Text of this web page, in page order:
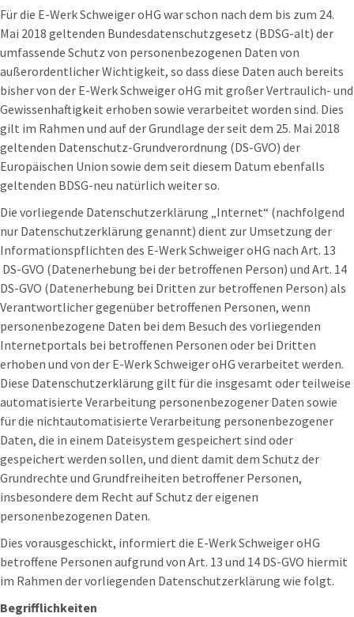
Für die E-Werk Schweiger oHG war schon nach dem bis zum 24.
Mai 2018 geltenden Bundesdatenschutzgesetz (BDSG-alt) der
umfassende Schutz von personenbezogenen Daten von
außerordentlicher Wichtigkeit, so dass diese Daten auch bereits
bisher von der E-Werk Schweiger oHG mit großer Vertraulich- und
Gewissenhaftigkeit erhoben sowie verarbeitet worden sind. Dies
gilt im Rahmen und auf der Grundlage der seit dem 25. Mai 2018
geltenden Datenschutz-Grundverordnung (DS-GVO) der
Europäischen Union sowie dem seit diesem Datum ebenfalls
geltenden BDSG-neu natürlich weiter so.
Die vorliegende Datenschutzerklärung „Internet“ (nachfolgend
nur Datenschutzerklärung genannt) dient zur Umsetzung der
Informationspflichten des E-Werk Schweiger oHG nach Art. 13
DS-GVO (Datenerhebung bei der betroffenen Person) und Art. 14
DS-GVO (Datenerhebung bei Dritten zur betroffenen Person) als
Verantwortlicher gegenüber betroffenen Personen, wenn
personenbezogene Daten bei dem Besuch des vorliegenden
Internetportals bei betroffenen Personen oder bei Dritten
erhoben und von der E-Werk Schweiger oHG verarbeitet werden.
Diese Datenschutzerklärung gilt für die insgesamt oder teilweise
automatisierte Verarbeitung personenbezogener Daten sowie
für die nichtautomatisierte Verarbeitung personenbezogener
Daten, die in einem Dateisystem gespeichert sind oder
gespeichert werden sollen, und dient damit dem Schutz der
Grundrechte und Grundfreiheiten betroffener Personen,
insbesondere dem Recht auf Schutz der eigenen
personenbezogenen Daten.
Dies vorausgeschickt, informiert die E-Werk Schweiger oHG
betroffene Personen aufgrund von Art. 13 und 14 DS-GVO hiermit
im Rahmen der vorliegenden Datenschutzerklärung wie folgt.
Begrifflichkeiten